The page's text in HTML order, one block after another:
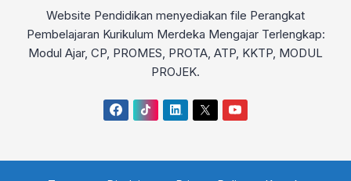
Website Pendidikan menyediakan file Perangkat
Pembelajaran Kurikulum Merdeka Mengajar Terlengkap:
Modul Ajar, CP, PROMES, PROTA, ATP, KKTP, MODUL
PROJEK.